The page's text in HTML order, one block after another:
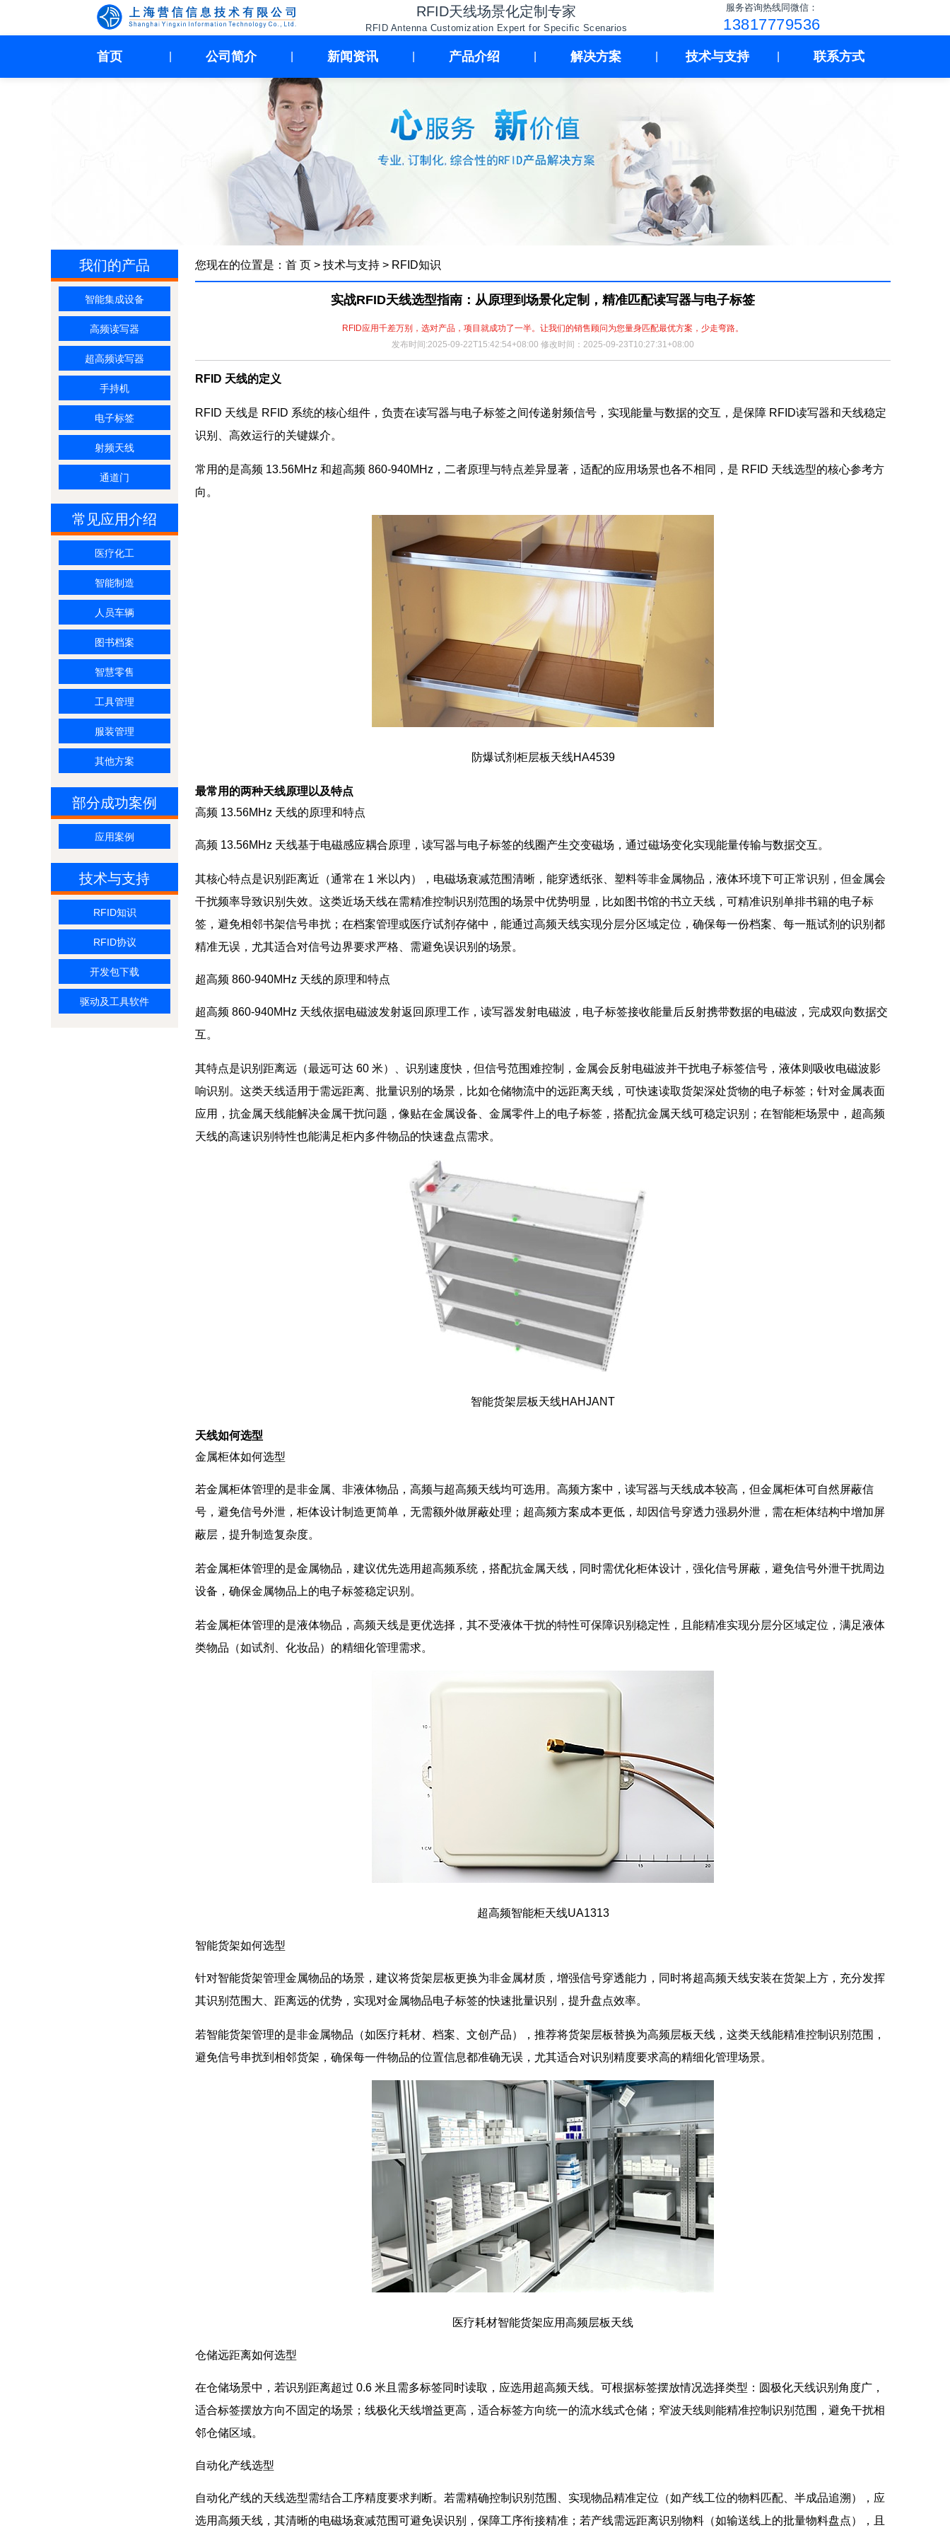
RFID天线场景化定制专家
RFID Antenna Customization Expert for Specific Scenarios
服务咨询热线同微信：
13817779536
首页 公司简介 新闻资讯 产品介绍 解决方案 技术与支持 联系方式
我们的产品
智能集成设备
高频读写器
超高频读写器
手持机
电子标签
射频天线
通道门
常见应用介绍
医疗化工
智能制造
人员车辆
图书档案
智慧零售
工具管理
服装管理
其他方案
部分成功案例
应用案例
技术与支持
RFID知识
RFID协议
开发包下载
驱动及工具软件
您现在的位置是： 首 页 > 技术与支持 > RFID知识
实战RFID天线选型指南：从原理到场景化定制，精准匹配读写器与电子标签
RFID应用千差万别，选对产品，项目就成功了一半。让我们的销售顾问为您量身匹配最优方案，少走弯路。
发布时间:2025-09-22T15:42:54+08:00 修改时间：2025-09-23T10:27:31+08:00
RFID 天线的定义
RFID 天线是 RFID 系统的核心组件，负责在读写器与电子标签之间传递射频信号，实现能量与数据的交互，是保障 RFID读写器和天线稳定
识别、高效运行的关键媒介。
常用的是高频 13.56MHz 和超高频 860-940MHz，二者原理与特点差异显著，适配的应用场景也各不相同，是 RFID 天线选型的核心参考方
向。
防爆试剂柜层板天线HA4539
最常用的两种天线原理以及特点
高频 13.56MHz 天线的原理和特点
高频 13.56MHz 天线基于电磁感应耦合原理，读写器与电子标签的线圈产生交变磁场，通过磁场变化实现能量传输与数据交互。
其核心特点是识别距离近（通常在 1 米以内），电磁场衰减范围清晰，能穿透纸张、塑料等非金属物品，液体环境下可正常识别，但金属会
干扰频率导致识别失效。这类近场天线在需精准控制识别范围的场景中优势明显，比如图书馆的书立天线，可精准识别单排书籍的电子标
签，避免相邻书架信号串扰；在档案管理或医疗试剂存储中，能通过高频天线实现分层分区域定位，确保每一份档案、每一瓶试剂的识别都
精准无误，尤其适合对信号边界要求严格、需避免误识别的场景。
超高频 860-940MHz 天线的原理和特点
超高频 860-940MHz 天线依据电磁波发射返回原理工作，读写器发射电磁波，电子标签接收能量后反射携带数据的电磁波，完成双向数据交
互。
其特点是识别距离远（最远可达 60 米）、识别速度快，但信号范围难控制，金属会反射电磁波并干扰电子标签信号，液体则吸收电磁波影
响识别。这类天线适用于需远距离、批量识别的场景，比如仓储物流中的远距离天线，可快速读取货架深处货物的电子标签；针对金属表面
应用，抗金属天线能解决金属干扰问题，像贴在金属设备、金属零件上的电子标签，搭配抗金属天线可稳定识别；在智能柜场景中，超高频
天线的高速识别特性也能满足柜内多件物品的快速盘点需求。
智能货架层板天线HAHJANT
天线如何选型
金属柜体如何选型
若金属柜体管理的是非金属、非液体物品，高频与超高频天线均可选用。高频方案中，读写器与天线成本较高，但金属柜体可自然屏蔽信
号，避免信号外泄，柜体设计制造更简单，无需额外做屏蔽处理；超高频方案成本更低，却因信号穿透力强易外泄，需在柜体结构中增加屏
蔽层，提升制造复杂度。
若金属柜体管理的是金属物品，建议优先选用超高频系统，搭配抗金属天线，同时需优化柜体设计，强化信号屏蔽，避免信号外泄干扰周边
设备，确保金属物品上的电子标签稳定识别。
若金属柜体管理的是液体物品，高频天线是更优选择，其不受液体干扰的特性可保障识别稳定性，且能精准实现分层分区域定位，满足液体
类物品（如试剂、化妆品）的精细化管理需求。
超高频智能柜天线UA1313
智能货架如何选型
针对智能货架管理金属物品的场景，建议将货架层板更换为非金属材质，增强信号穿透能力，同时将超高频天线安装在货架上方，充分发挥
其识别范围大、距离远的优势，实现对金属物品电子标签的快速批量识别，提升盘点效率。
若智能货架管理的是非金属物品（如医疗耗材、档案、文创产品），推荐将货架层板替换为高频层板天线，这类天线能精准控制识别范围，
避免信号串扰到相邻货架，确保每一件物品的位置信息都准确无误，尤其适合对识别精度要求高的精细化管理场景。
医疗耗材智能货架应用高频层板天线
仓储远距离如何选型
在仓储场景中，若识别距离超过 0.6 米且需多标签同时读取，应选用超高频天线。可根据标签摆放情况选择类型：圆极化天线识别角度广，
适合标签摆放方向不固定的场景；线极化天线增益更高，适合标签方向统一的流水线式仓储；窄波天线则能精准控制识别范围，避免干扰相
邻仓储区域。
自动化产线选型
自动化产线的天线选型需结合工序精度要求判断。若需精确控制识别范围、实现物品精准定位（如产线工位的物料匹配、半成品追溯），应
选用高频天线，其清晰的电磁场衰减范围可避免误识别，保障工序衔接精准；若产线需远距离识别物料（如输送线上的批量物料盘点），且